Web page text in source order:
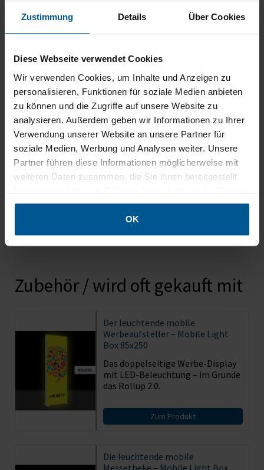
Zustimmung Details Über Cookies
Diese Webseite verwendet Cookies
Wir verwenden Cookies, um Inhalte und Anzeigen zu
personalisieren, Funktionen für soziale Medien anbieten
zu können und die Zugriffe auf unsere Website zu
analysieren. Außerdem geben wir Informationen zu Ihrer
Verwendung unserer Website an unsere Partner für
soziale Medien, Werbung und Analysen weiter. Unsere
Partner führen diese Informationen möglicherweise mit
weiteren Daten zusammen, die Sie ihnen bereitgestellt
haben oder die sie im Rahmen Ihrer Nutzung der Dienste
gesammelt haben.
OK
Als Werbeaufsteller oder ganzer Messestand
Die Mobile Light Box ist in den folgenden Formaten
lieferbar (BxH):
85x200 cm
85x225 cm
85x250 cm
100x200 cm
100x250 cm
leuchtender mobiler Messestand
Zubehör / wird oft gekauft mit
Der leuchtende mobile
Werbeaufsteller – Mobile Light
Box 85x250
Das doppelseitige Werbe-Display
mit LED-Beleuchtung – im Grunde
das Rollup 2.0.
Zum Produkt
Die leuchtende mobile
Messetheke – Mobile Light Box